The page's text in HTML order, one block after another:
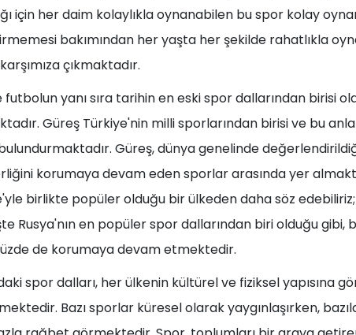
için her daim kolaylıkla oynanabilen bu spor kolay
bakımından her yaşta her şekilde rahatlıkla
çıkmaktadır.
futbolun yanı sıra tarihin en eski spor dallarından birisi
Güreş Türkiye'nin milli sporlarından birisi ve bu
Güreş, dünya genelinde
korumaya devam eden sporlar arasında yer
birlikte popüler olduğu bir ülkeden daha söz edebiliriz;
Rusya'nın en popüler spor dallarından biri olduğu gibi,
de korumaya devam etmektedir.
spor dalları, her ülkenin kültürel ve fiziksel yapısına
Bazı sporlar küresel olarak yaygınlaşırken,